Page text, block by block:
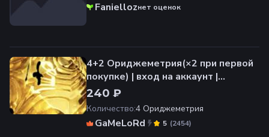
Faniellozнет оценок
4+2 Ориджеметрия(×2 при первой
покупке) | вход на аккаунт |
НЕДОРОГО
240 ₽
Количество:4 Ориджеметрия
GaMeLoRd (2454)
5